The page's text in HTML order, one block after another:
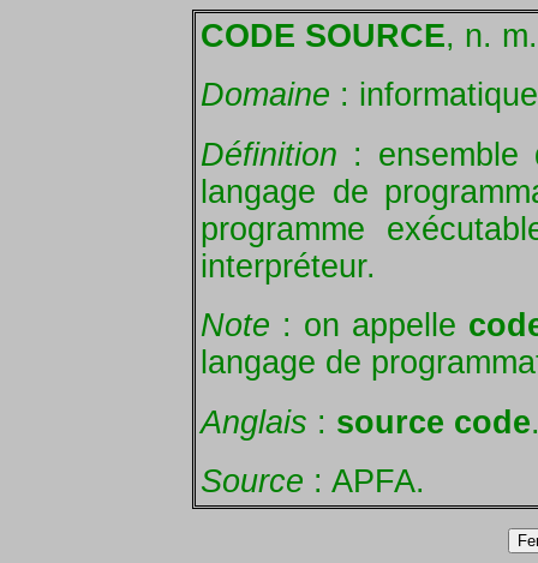
CODE SOURCE, n. m.
Domaine :
Définition : ensemble
langage de
programme
interpréteur.
Note : on appelle
langage de
Anglais : source code
Source : APFA.